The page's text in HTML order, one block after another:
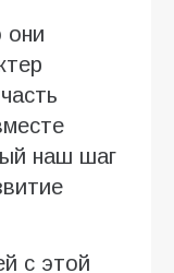
они
наш шаг
с этой